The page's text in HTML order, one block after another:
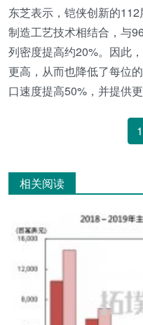
东芝表示，铠侠创新的
制造工艺技术相结合，与
列密度提高约20%。因此
更高，从而也降低了每位
口速度提高50%，并提供
1
相关阅读